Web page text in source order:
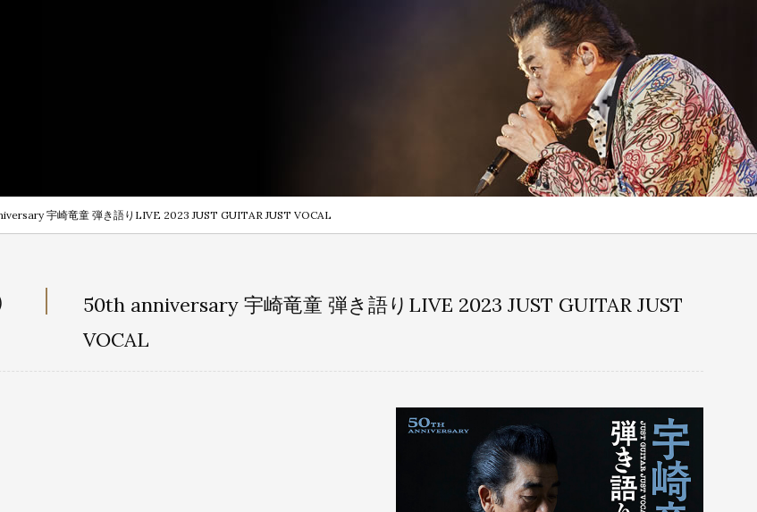
宇崎竜童 弾き語りLIVE 2023 JUST GUITAR JUST VOCAL
50th anniversary 宇崎竜童 弾き語りLIVE 2023 JUST GUITAR JUST
VOCAL